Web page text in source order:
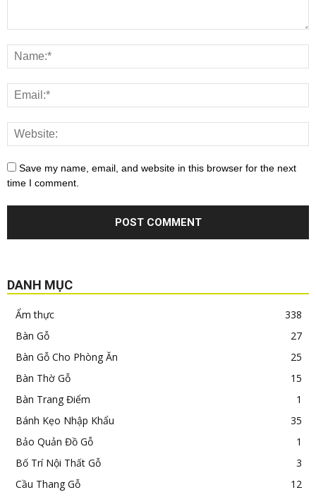
Save my name, email, and website in this browser for the next
time I comment.
DANH MỤC
Ẩm thực
338
Bàn Gỗ
27
Bàn Gỗ Cho Phòng Ăn
25
Bàn Thờ Gỗ
15
Bàn Trang Điểm
1
Bánh Kẹo Nhập Khẩu
35
Bảo Quản Đồ Gỗ
1
Bố Trí Nội Thất Gỗ
3
Cầu Thang Gỗ
12